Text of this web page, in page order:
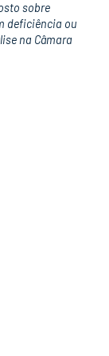
sobre
deficiência ou
na Câmara